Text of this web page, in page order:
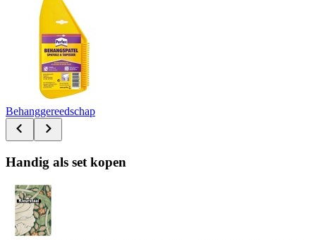
Behanggereedschap
Handig als set kopen